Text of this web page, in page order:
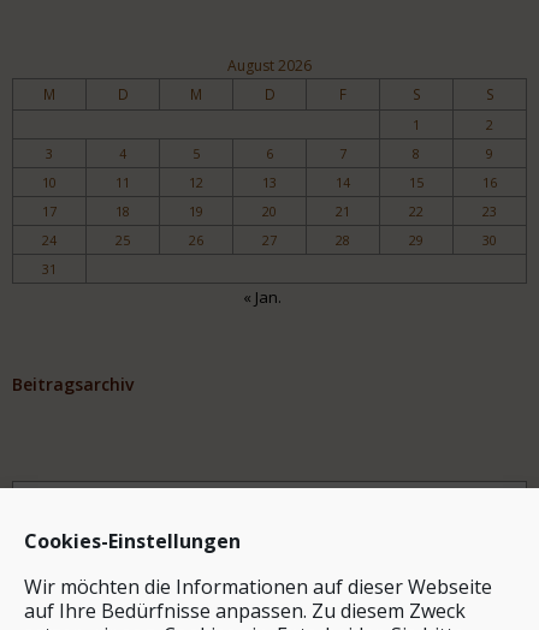
Cookies-Einstellungen
Wir möchten die Informationen auf dieser Webseite
auf Ihre Bedürfnisse anpassen. Zu diesem Zweck
August 2026
M D M D F S S
1
2
3
4 5 6 7 8
9
10
11 12 13 14 15
16
17
18 19 20 21 22
23
24
25 26 27 28 29
30
31
« Jan.
Beitragsarchiv
Archiv